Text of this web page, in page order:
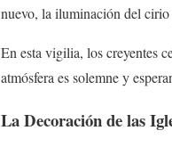
nuevo, la iluminación del cirio
En esta vigilia, los creyentes
atmósfera es solemne y
La Decoración de las